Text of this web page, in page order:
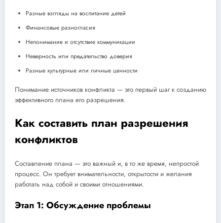
Разные взгляды на воспитание детей
Финансовые разногласия
Непонимание и отсутствие коммуникации
Неверность или предательство доверия
Разные культурные или личные ценности
Понимание источников конфликта — это первый шаг к созданию
эффективного плана его разрешения.
Как составить план разрешения
конфликтов
Составление плана — это важный и, в то же время, непростой
процесс. Он требует внимательности, открытости и желания
работать над собой и своими отношениями.
Этап 1: Обсуждение проблемы